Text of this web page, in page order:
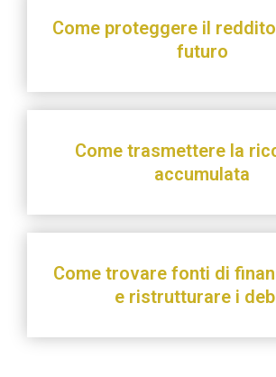
Come proteggere il
futuro
Come trasmettere la
accumulata
Come trovare fonti di
e ristrutturare i